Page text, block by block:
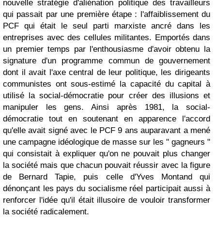
nouvelle stratégie d'aliénation politique des travailleurs
qui passait par une première étape : l'affaiblissement du
PCF qui était le seul parti marxiste ancré dans les
entreprises avec des cellules militantes. Emportés dans
un premier temps par l'enthousiasme d'avoir obtenu la
signature d'un programme commun de gouvernement
dont il avait l'axe central de leur politique, les dirigeants
communistes ont sous-estimé la capacité du capital à
utilisé la social-démocratie pour créer des illusions et
manipuler les gens. Ainsi après 1981, la social-
démocratie tout en soutenant en apparence l'accord
qu'elle avait signé avec le PCF 9 ans auparavant a mené
une campagne idéologique de masse sur les " gagneurs "
qui consistait à expliquer qu'on ne pouvait plus changer
la société mais que chacun pouvait réussir avec la figure
de Bernard Tapie, puis celle d'Yves Montand qui
dénonçant les pays du socialisme réel participait aussi à
renforcer l'idée qu'il était illusoire de vouloir transformer
la société radicalement.